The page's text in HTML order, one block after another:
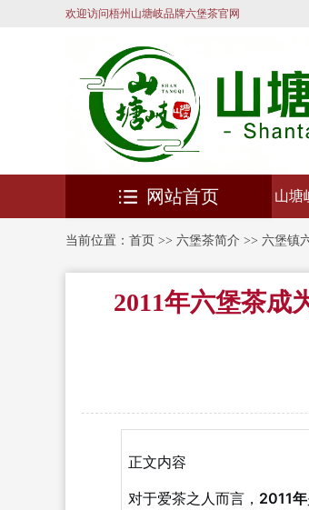
欢迎访问梧州山塘岐品牌六堡茶官网
山塘
网站首页
当前位置： 首页 >> 六堡茶简介 >> 六堡镇
2011年六堡茶成
正文内容
对于爱茶之人而言， 2011年